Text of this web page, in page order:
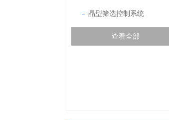
晶型筛选控制系统
查看全部